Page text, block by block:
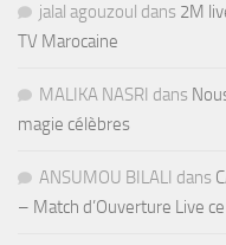
jalal agouzoul dans 2M
TV Marocaine
MALIKA NASRI dans
magie célèbres
ANSUMOU BILALI dans
– Match d’Ouverture Live